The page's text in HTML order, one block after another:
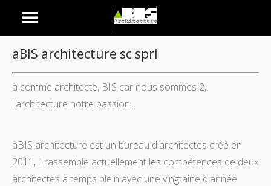
aBIS architecture sc sprl
a comme architecte, BIS car nous sommes 2,
l'architecture notre passion...
aBIS architecture est un bureau d'architectes créé en
2011, il rassemble actuellement les compétences de deux
architectes à temps plein avec une vingtaine d'année